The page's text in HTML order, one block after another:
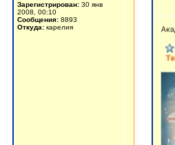
Зарегистрирован: 30 янв
2008, 00:10
Сообщения: 8893
Откуда: карелия